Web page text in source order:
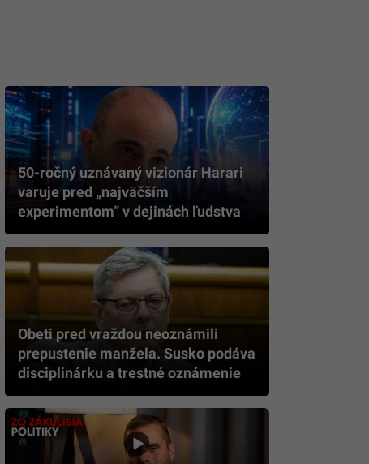
50-ročný uznávaný vizionár Harari
varuje pred „najväčším
experimentom“ v dejinách ľudstva
Obeti pred vraždou neoznámili
prepustenie manžela. Susko podáva
disciplinárku a trestné oznámenie